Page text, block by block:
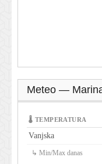
Meteo —
🌡 TEMPERATURA
Vanjska
↳ Min/Max danas